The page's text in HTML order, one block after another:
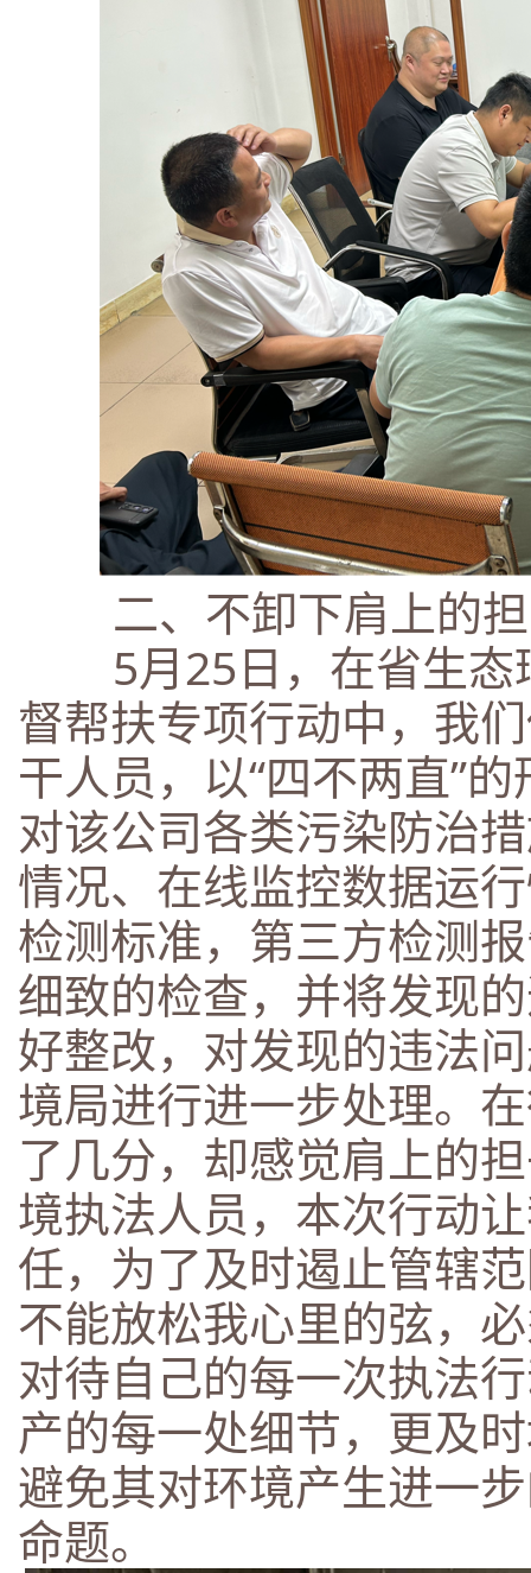
二、不卸下肩上的担
5月25日，在省生态
督帮扶专项行动中，我
干人员，以“四不两直”
对该公司各类污染防治
情况、在线监控数据运
检测标准，第三方检测
细致的检查，并将发现
好整改，对发现的违法
境局进行进一步处理。
了几分，却感觉肩上的
境执法人员，本次行动
任，为了及时遏止管辖
不能放松我心里的弦，
对待自己的每一次执法
产的每一处细节，更及
避免其对环境产生进一
命题。